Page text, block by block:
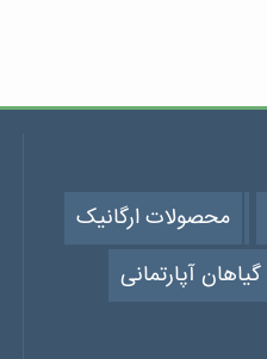
محصولات ارگانیک
گیاهان آپارتمانی